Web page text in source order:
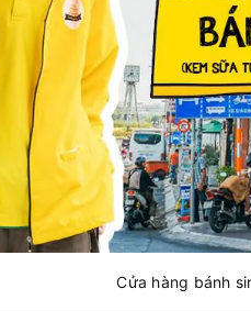
Cửa hàng bánh